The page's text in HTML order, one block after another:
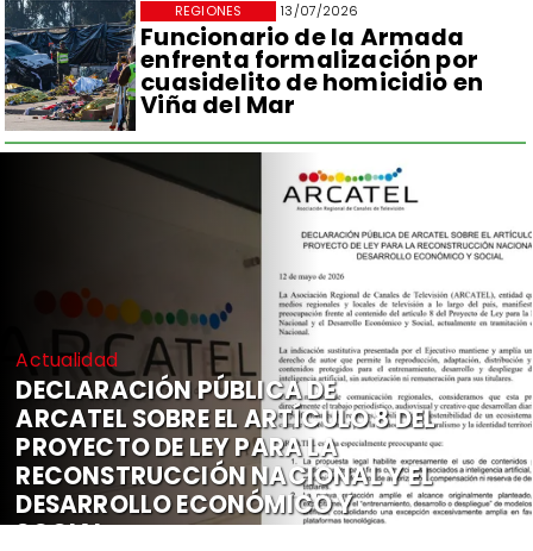
13/07/2026
Funcionario de la Armada
enfrenta formalización por
cuasidelito de homicidio en
Viña del Mar
REGIONES
Actualidad
DECLARACIÓN PÚBLICA DE
ARCATEL SOBRE EL ARTÍCULO 8 DEL
PROYECTO DE LEY PARA LA
RECONSTRUCCIÓN NACIONAL Y EL
DESARROLLO ECONÓMICO Y
SOCIAL